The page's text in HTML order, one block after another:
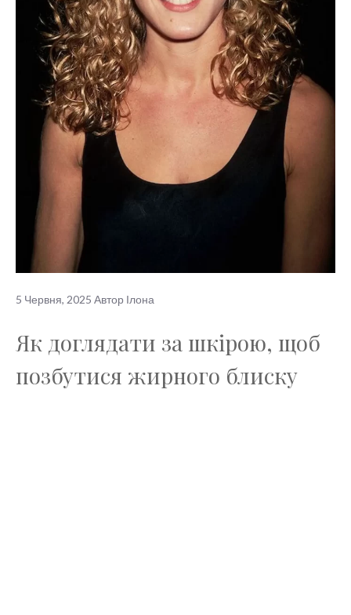
5 Червня, 2025 Автор Ілона
Як доглядати за шкірою, щоб
позбутися жирного блиску